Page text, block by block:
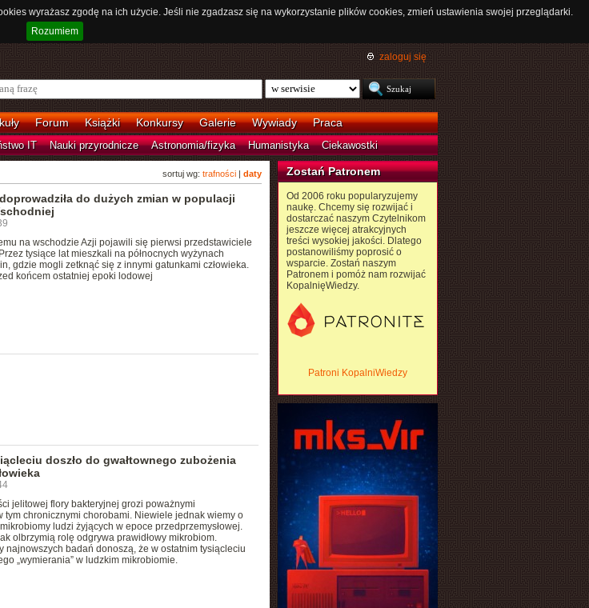
wyrażasz zgodę na ich użycie. Jeśli nie zgadzasz się na wykorzystanie plików cookies, zmień ustawienia swojej przeglądarki.
Rozumiem
zaloguj się
Forum Książki Konkursy Galerie Wywiady Praca
IT Nauki przyrodnicze Astronomia/fizyka Humanistyka Ciekawostki
sortuj wg: trafności| daty
do dużych zmian w populacji
na wschodzie Azji pojawili się pierwsi przedstawiciele
tysiące lat mieszkali na północnych wyżynach
gdzie mogli zetknąć się z innymi gatunkami człowieka.
końcem ostatniej epoki lodowej
doszło do gwałtownego zubożenia
jelitowej flory bakteryjnej grozi poważnymi
tym chronicznymi chorobami. Niewiele jednak wiemy o
ludzi żyjących w epoce przedprzemysłowej.
olbrzymią rolę odgrywa prawidłowy mikrobiom.
najnowszych badań donoszą, że w ostatnim tysiącleciu
„wymierania” w ludzkim mikrobiomie.
Zostań Patronem
Od 2006 roku popularyzujemy
naukę. Chcemy się rozwijać i
dostarczać naszym Czytelnikom
jeszcze więcej atrakcyjnych
treści wysokiej jakości. Dlatego
postanowiliśmy poprosić o
wsparcie. Zostań naszym
Patronem i pomóż nam rozwijać
KopalnięWiedzy.
Patroni KopalniWiedzy